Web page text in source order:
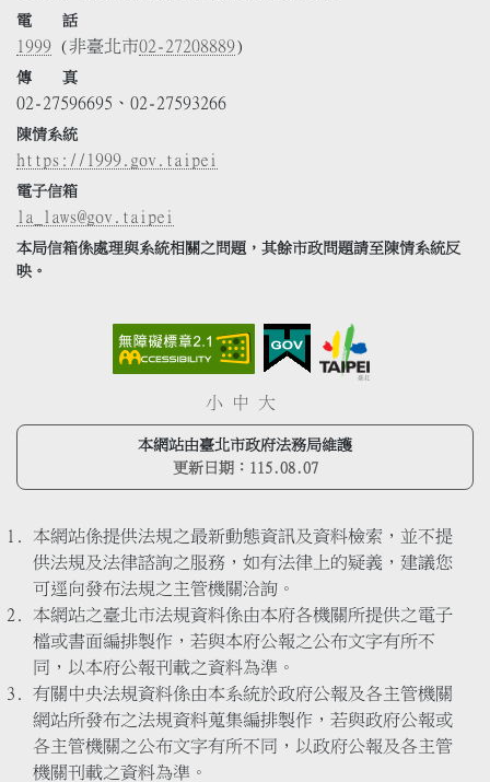
電 話
1999 (非臺北市02-27208889)
傳 真
02-27596695、02-27593266
陳情系統
https://1999.gov.taipei
電子信箱
la_laws@gov.taipei
本局信箱係處理與系統相關之問題，其餘市政問題請至陳情系統反
映。
小 中 大
本網站由臺北市政府法務局維護
更新日期： 115.08.07
本網站係提供法規之最新動態資訊及資料檢索，並不提
供法規及法律諮詢之服務，如有法律上的疑義，建議您
可逕向發布法規之主管機關洽詢。
本網站之臺北市法規資料係由本府各機關所提供之電子
檔或書面編排製作，若與本府公報之公布文字有所不
同，以本府公報刊載之資料為準。
有關中央法規資料係由本系統於政府公報及各主管機關
網站所發布之法規資料蒐集編排製作，若與政府公報或
各主管機關之公布文字有所不同，以政府公報及各主管
機關刊載之資料為準。